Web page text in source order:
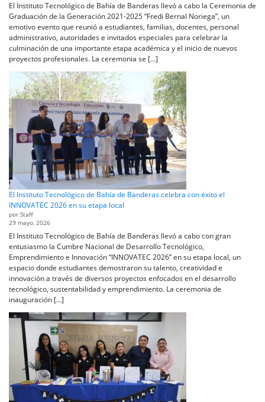
El Instituto Tecnológico de Bahía de Banderas llevó a cabo la Ceremonia de
Graduación de la Generación 2021-2025 “Fredi Bernal Noriega”, un
emotivo evento que reunió a estudiantes, familias, docentes, personal
administrativo, autoridades e invitados especiales para celebrar la
culminación de una importante etapa académica y el inicio de nuevos
proyectos profesionales. La ceremonia se […]
El Instituto Tecnológico de Bahía de Banderas celebra con éxito el
INNOVATEC 2026 en su etapa local
por Staff
29 mayo, 2026
El Instituto Tecnológico de Bahía de Banderas llevó a cabo con gran
entusiasmo la Cumbre Nacional de Desarrollo Tecnológico,
Emprendimiento e Innovación “INNOVATEC 2026” en su etapa local, un
espacio donde estudiantes demostraron su talento, creatividad e
innovación a través de diversos proyectos enfocados en el desarrollo
tecnológico, sustentabilidad y emprendimiento. La ceremonia de
inauguración […]